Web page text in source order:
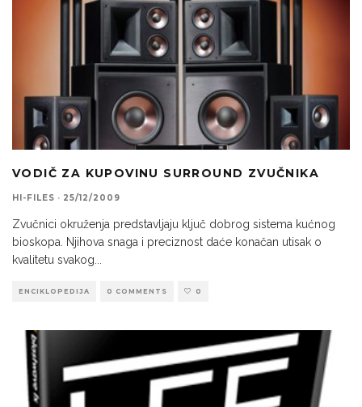
VODIČ ZA KUPOVINU SURROUND ZVUČNIKA
HI-FILES · 25/12/2009
Zvučnici okruženja predstavljaju ključ dobrog sistema kućnog
bioskopa. Njihova snaga i preciznost daće konačan utisak o
kvalitetu svakog
ENCIKLOPEDIJA 0 COMMENTS 0